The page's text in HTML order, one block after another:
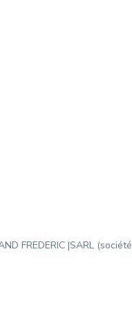
FREDERIC |SARL (société